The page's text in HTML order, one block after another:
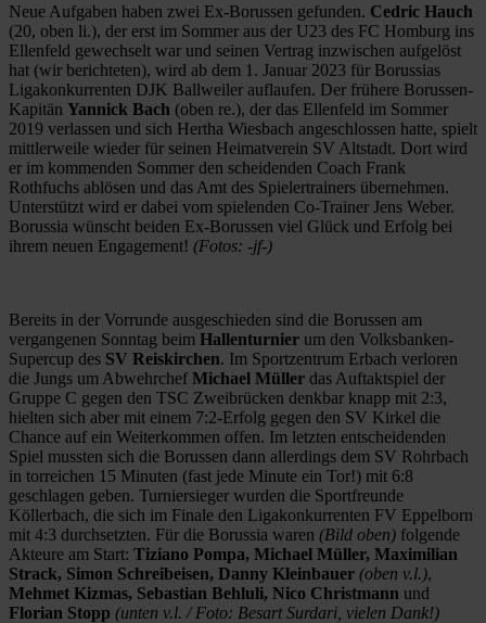
Neue Aufgaben haben zwei Ex-Borussen gefunden. Cedric Hauch
(20, oben li.), der erst im Sommer aus der U23 des FC Homburg ins
Ellenfeld gewechselt war und seinen Vertrag inzwischen aufgelöst
hat (wir berichteten), wird ab dem 1. Januar 2023 für Borussias
Ligakonkurrenten DJK Ballweiler auflaufen. Der frühere Borussen-
Kapitän Yannick Bach (oben re.), der das Ellenfeld im Sommer
2019 verlassen und sich Hertha Wiesbach angeschlossen hatte, spielt
mittlerweile wieder für seinen Heimatverein SV Altstadt. Dort wird
er im kommenden Sommer den scheidenden Coach Frank
Rothfuchs ablösen und das Amt des Spielertrainers übernehmen.
Unterstützt wird er dabei vom spielenden Co-Trainer Jens Weber.
Borussia wünscht beiden Ex-Borussen viel Glück und Erfolg bei
ihrem neuen Engagement! (Fotos: -jf-)
Bereits in der Vorrunde ausgeschieden sind die Borussen am
vergangenen Sonntag beim Hallenturnier um den Volksbanken-
Supercup des SV Reiskirchen. Im Sportzentrum Erbach verloren
die Jungs um Abwehrchef Michael Müller das Auftaktspiel der
Gruppe C gegen den TSC Zweibrücken denkbar knapp mit 2:3,
hielten sich aber mit einem 7:2-Erfolg gegen den SV Kirkel die
Chance auf ein Weiterkommen offen. Im letzten entscheidenden
Spiel mussten sich die Borussen dann allerdings dem SV Rohrbach
in torreichen 15 Minuten (fast jede Minute ein Tor!) mit 6:8
geschlagen geben. Turniersieger wurden die Sportfreunde
Köllerbach, die sich im Finale den Ligakonkurrenten FV Eppelborn
mit 4:3 durchsetzten. Für die Borussia waren (Bild oben) folgende
Akteure am Start: Tiziano Pompa, Michael Müller, Maximilian
Strack, Simon Schreibeisen, Danny Kleinbauer (oben v.l.),
Mehmet Kizmas, Sebastian Behluli, Nico Christmann und
Florian Stopp (unten v.l. / Foto: Besart Surdari, vielen Dank!)